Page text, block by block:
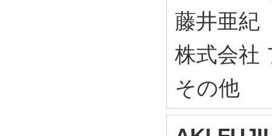
藤井亜紀
株式会社
その他